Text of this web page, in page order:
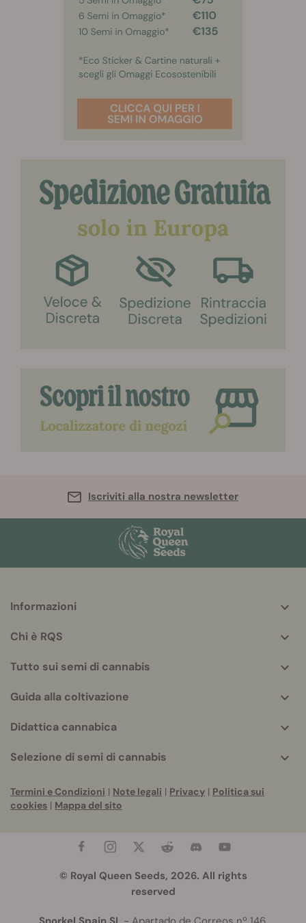
Iscriviti alla nostra newsletter
info
Informazioni
Chi è RQS
Tutto sui semi di cannabis
Guida alla coltivazione
Didattica cannabica
Selezione di semi di cannabis
Termini e Condizioni | Note legali | Privacy | Politica sui
cookies | Mappa del sito
© Royal Queen Seeds, 2026. All rights
reserved